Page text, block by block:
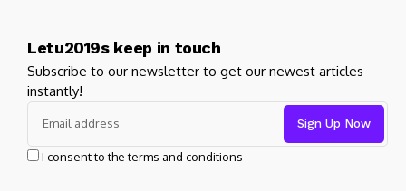
Letu2019s keep in touch
Subscribe to our newsletter to get our newest articles
instantly!
I consent to the terms and conditions